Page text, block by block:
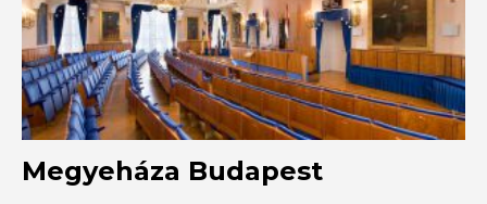
Megyeháza Budapest